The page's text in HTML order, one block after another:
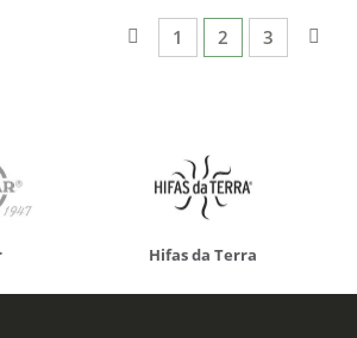
PáginaPágina
AnteriorPágina
1 Actualmente
2 Página
3
Hifas da Terra